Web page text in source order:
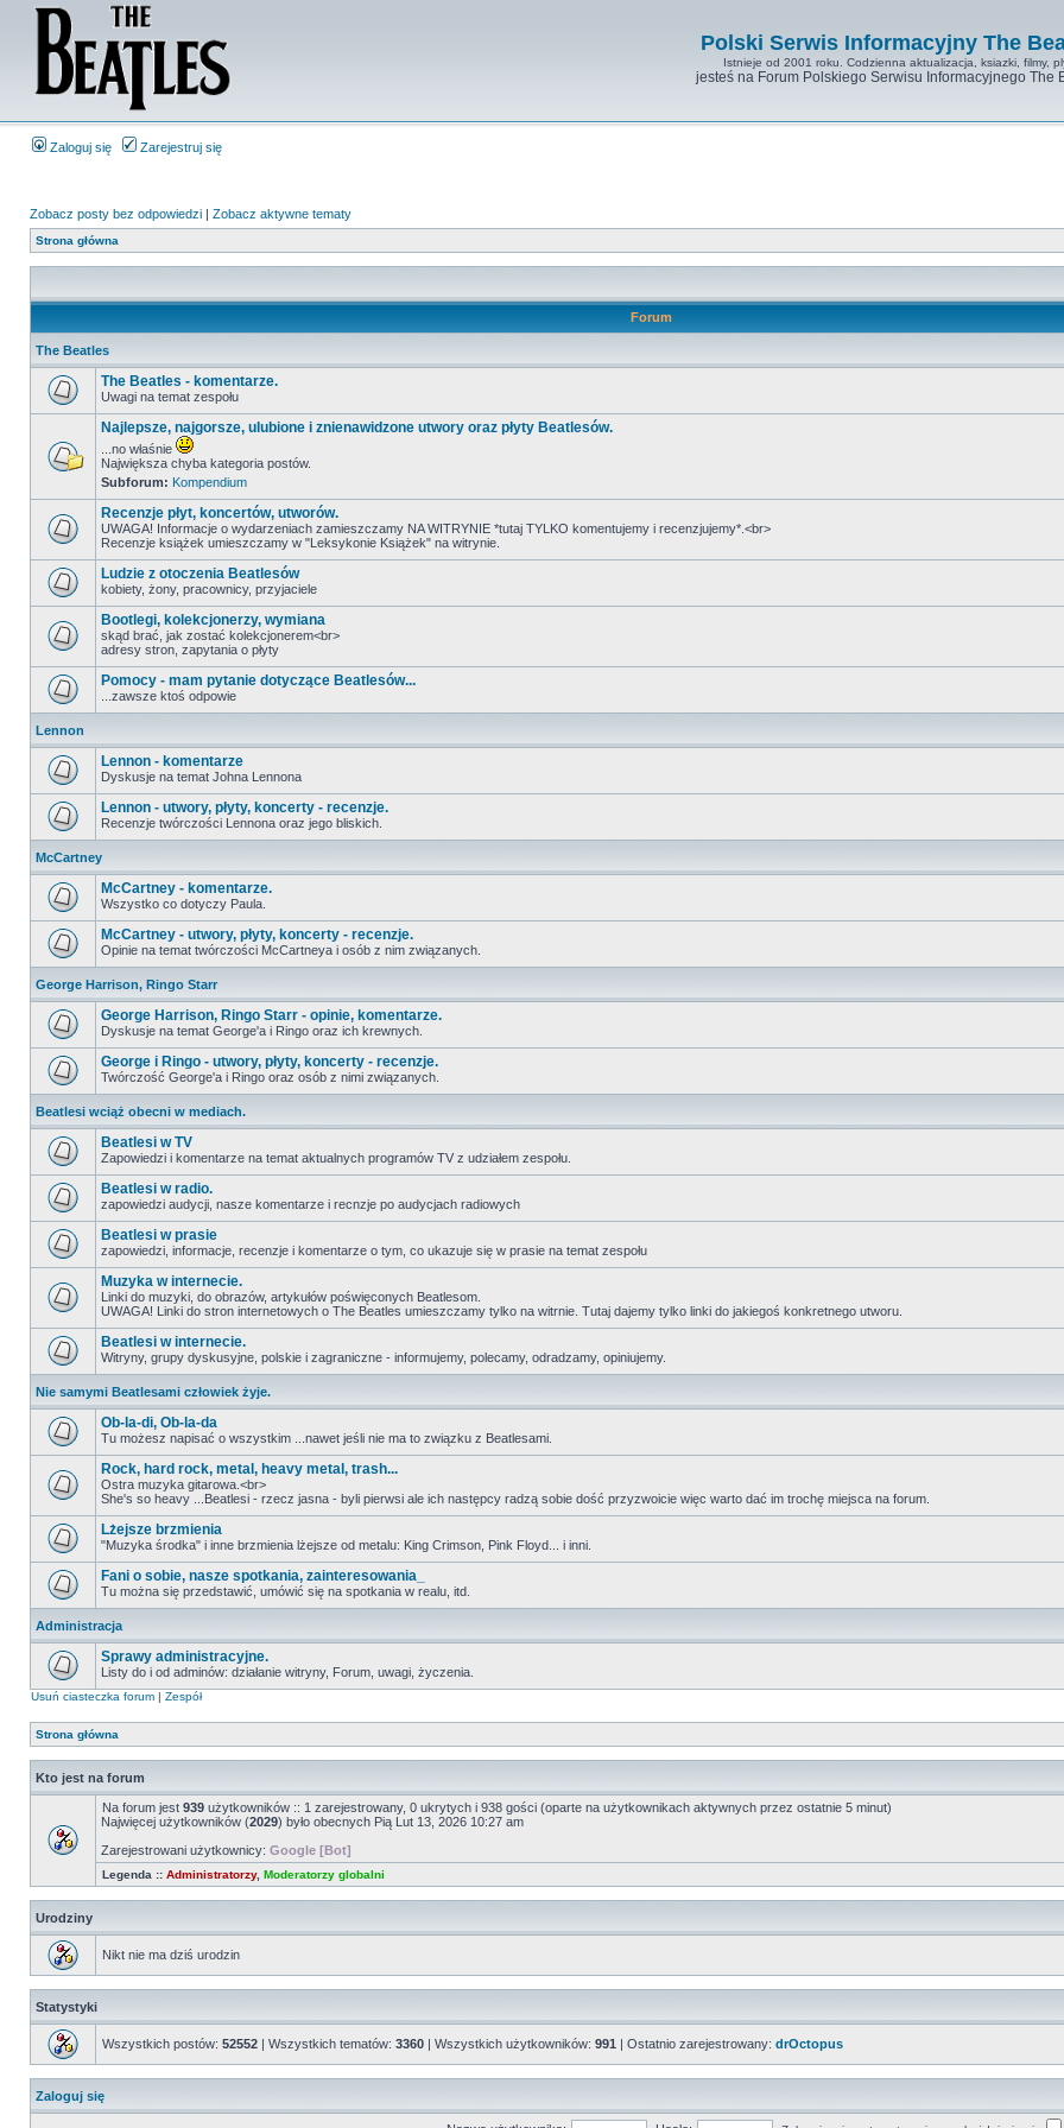
Polski Serwis Informacyjny The
Istnieje od 2001 roku. Codzienna aktualizacja, ksiazki, filmy,
jesteś na Forum Polskiego Serwisu Informacyjnego The
Zaloguj się Zarejestruj się
Zobacz posty bez odpowiedzi | Zobacz aktywne tematy
Strona główna
Forum
The Beatles
The Beatles - komentarze.
Uwagi na temat zespołu
Najlepsze, najgorsze, ulubione i znienawidzone utwory oraz płyty Beatlesów.
...no właśnie
Największa chyba kategoria postów.
Subforum: Kompendium
Recenzje płyt, koncertów, utworów.
UWAGA! Informacje o wydarzeniach zamieszczamy NA WITRYNIE *tutaj TYLKO komentujemy i recenzjujemy*.<br>
Recenzje książek umieszczamy w "Leksykonie Książek" na witrynie.
Ludzie z otoczenia Beatlesów
kobiety, żony, pracownicy, przyjaciele
Bootlegi, kolekcjonerzy, wymiana
skąd brać, jak zostać kolekcjonerem<br>
adresy stron, zapytania o płyty
Pomocy - mam pytanie dotyczące Beatlesów...
...zawsze ktoś odpowie
Lennon
Lennon - komentarze
Dyskusje na temat Johna Lennona
Lennon - utwory, płyty, koncerty - recenzje.
Recenzje twórczości Lennona oraz jego bliskich.
McCartney
McCartney - komentarze.
Wszystko co dotyczy Paula.
McCartney - utwory, płyty, koncerty - recenzje.
Opinie na temat twórczości McCartneya i osób z nim związanych.
George Harrison, Ringo Starr
George Harrison, Ringo Starr - opinie, komentarze.
Dyskusje na temat George'a i Ringo oraz ich krewnych.
George i Ringo - utwory, płyty, koncerty - recenzje.
Twórczość George'a i Ringo oraz osób z nimi związanych.
Beatlesi wciąż obecni w mediach.
Beatlesi w TV
Zapowiedzi i komentarze na temat aktualnych programów TV z udziałem zespołu.
Beatlesi w radio.
zapowiedzi audycji, nasze komentarze i recnzje po audycjach radiowych
Beatlesi w prasie
zapowiedzi, informacje, recenzje i komentarze o tym, co ukazuje się w prasie na temat zespołu
Muzyka w internecie.
Linki do muzyki, do obrazów, artykułów poświęconych Beatlesom.
UWAGA! Linki do stron internetowych o The Beatles umieszczamy tylko na witrnie. Tutaj dajemy tylko linki do jakiegoś konkretnego utworu.
Beatlesi w internecie.
Witryny, grupy dyskusyjne, polskie i zagraniczne - informujemy, polecamy, odradzamy, opiniujemy.
Nie samymi Beatlesami człowiek żyje.
Ob-la-di, Ob-la-da
Tu możesz napisać o wszystkim ...nawet jeśli nie ma to związku z Beatlesami.
Rock, hard rock, metal, heavy metal, trash...
Ostra muzyka gitarowa.<br>
She's so heavy ...Beatlesi - rzecz jasna - byli pierwsi ale ich następcy radzą sobie dość przyzwoicie więc warto dać im trochę miejsca na forum.
Lżejsze brzmienia
"Muzyka środka" i inne brzmienia lżejsze od metalu: King Crimson, Pink Floyd... i inni.
Fani o sobie, nasze spotkania, zainteresowania_
Tu można się przedstawić, umówić się na spotkania w realu, itd.
Administracja
Sprawy administracyjne.
Listy do i od adminów: działanie witryny, Forum, uwagi, życzenia.
Usuń ciasteczka forum | Zespół
Strona główna
Kto jest na forum
Na forum jest 939 użytkowników :: 1 zarejestrowany, 0 ukrytych i 938 gości (oparte na użytkownikach aktywnych przez ostatnie 5 minut)
Najwięcej użytkowników (2029) było obecnych Pią Lut 13, 2026 10:27 am
Zarejestrowani użytkownicy: Google [Bot]
Legenda :: Administratorzy, Moderatorzy globalni
Urodziny
Nikt nie ma dziś urodzin
Statystyki
Wszystkich postów: 52552 | Wszystkich tematów: 3360 | Wszystkich użytkowników: 991 | Ostatnio zarejestrowany: drOctopus
Zaloguj się